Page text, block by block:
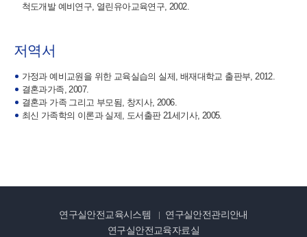
척도개발 예비연구, 열린유아교육연구, 2002.
저역서
가정과 예비교원을 위한 교육실습의 실제, 배재대학교 출판부, 2012.
결혼과가족, 2007.
결혼과 가족 그리고 부모됨, 창지사, 2006.
최신 가족학의 이론과 실제, 도서출판 21세기사, 2005.
연구실안전교육시스템
연구실안전관리안내
연구실안전교육자료실